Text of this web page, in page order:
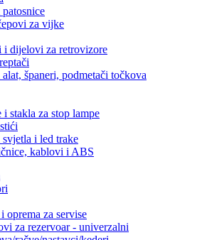
za vijke
i dijelovi za retrovizore
alat, španeri, podmetači točkova
i stakla za stop lampe
i led trake
kablovi i ABS
oprema za servise
za rezervoar - univerzalni